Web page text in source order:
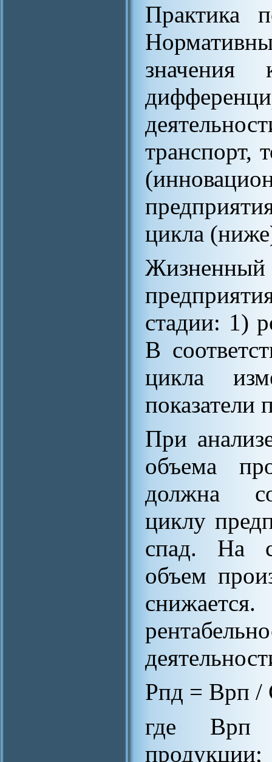
Практика
значения
транспорт,
цикла
стадии: 1)
В
цикла
показатели
При
объема
должна
циклу
спад. На
объем
Рпд = Врп /
где Врп
продукции;